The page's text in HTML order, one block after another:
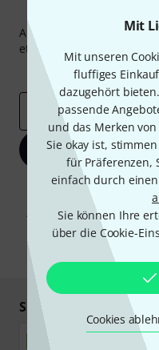
Mit
Mit unseren
fluffiges
dazugehört
passende
und das Merken
Sie okay ist,
für Präferenzen,
einfach durch einen
Sie können Ihre
über die Cookie-
Cookies
Abonniere den Thomann
etwas Glück einen von
Inspirierende
E-Mail-Adresse*
Mit Klick auf „Jetzt
Werbung und einer
Abmeldung ist jederzeit
unseren
Sicher einkaufen &